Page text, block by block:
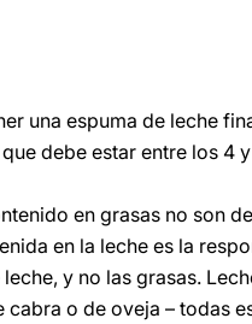
una espuma de leche
debe estar entre los 4
en grasas no son
en la leche es la
y no las grasas.
cabra o de oveja – todas